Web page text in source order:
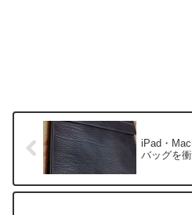
iPad・
バッグを